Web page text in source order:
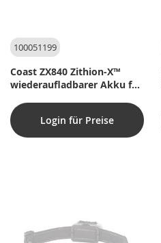
100051199
Coast ZX840 Zithion-X™
wiederaufladbarer Akku für
Login für Preise